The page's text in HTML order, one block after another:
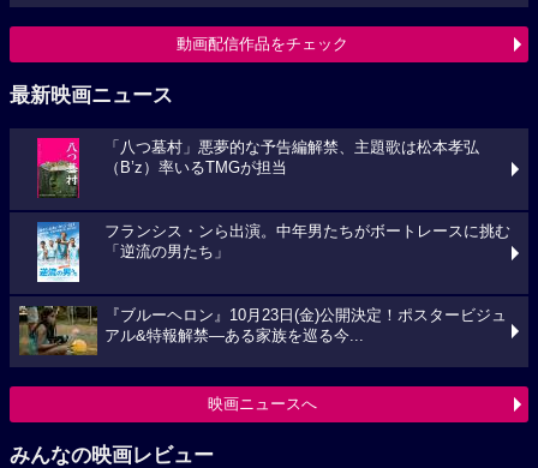
動画配信作品をチェック
最新映画ニュース
「八つ墓村」悪夢的な予告編解禁、主題歌は松本孝弘
（B’z）率いるTMGが担当
フランシス・ンら出演。中年男たちがボートレースに挑む
「逆流の男たち」
『ブルーヘロン』10月23日(金)公開決定！ポスタービジュ
アル&特報解禁―ある家族を巡る今...
映画ニュースへ
みんなの映画レビュー